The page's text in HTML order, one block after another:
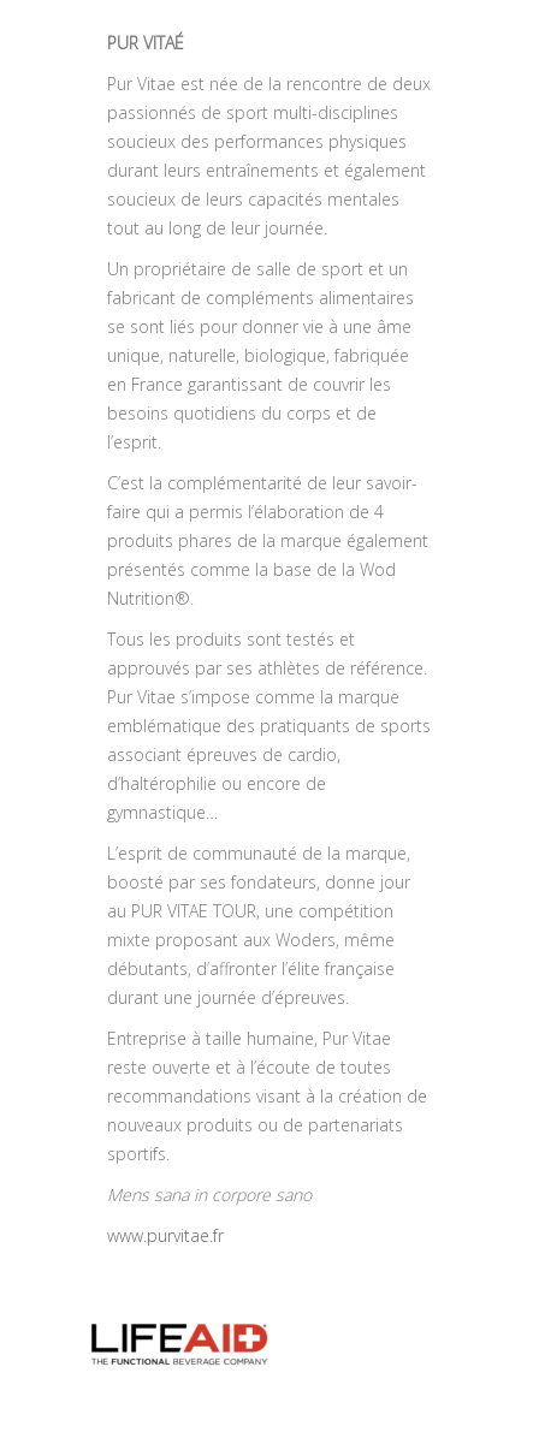
PUR VITAÉ
Pur Vitae est née de la rencontre de deux
passionnés de sport multi-disciplines
soucieux des performances physiques
durant leurs entraînements et également
soucieux de leurs capacités mentales
tout au long de leur journée.
Un propriétaire de salle de sport et un
fabricant de compléments alimentaires
se sont liés pour donner vie à une âme
unique, naturelle, biologique, fabriquée
en France garantissant de couvrir les
besoins quotidiens du corps et de
l’esprit. ​
C’est la complémentarité de leur savoir-
faire qui a permis l’élaboration de 4
produits phares de la marque également
présentés comme la base de la Wod
Nutrition®.
Tous les produits sont testés et
approuvés par ses athlètes de référence.
Pur Vitae s’impose comme la marque
emblématique des pratiquants de sports
associant épreuves de cardio,
d’haltérophilie ou encore de
gymnastique…
L’esprit de communauté de la marque,
boosté par ses fondateurs, donne jour
au PUR VITAE TOUR, une compétition
mixte proposant aux Woders, même
débutants, d’affronter l’élite française
durant une journée d’épreuves.
Entreprise à taille humaine, Pur Vitae
reste ouverte et à l’écoute de toutes
recommandations visant à la création de
nouveaux produits ou de partenariats
sportifs.
Mens sana in corpore sano
www.purvitae.fr